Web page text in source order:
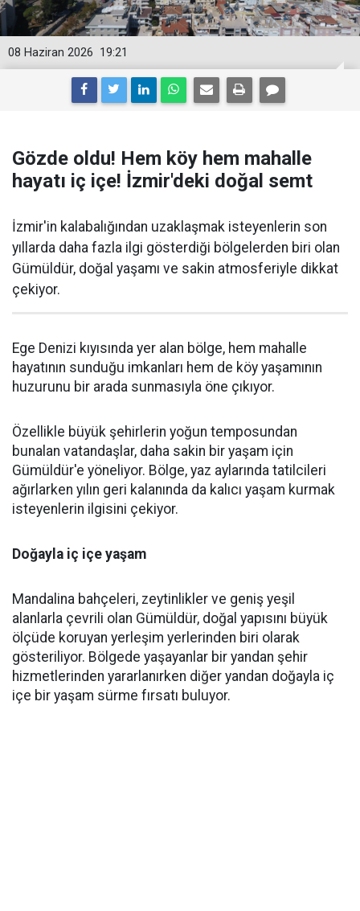
19:21
08 Haziran 2026
Gözde oldu! Hem köy hem mahalle
hayatı iç içe! İzmir'deki doğal semt
İzmir'in kalabalığından uzaklaşmak isteyenlerin son
yıllarda daha fazla ilgi gösterdiği bölgelerden biri olan
Gümüldür, doğal yaşamı ve sakin atmosferiyle dikkat
çekiyor.
Ege Denizi kıyısında yer alan bölge, hem mahalle
hayatının sunduğu imkanları hem de köy yaşamının
huzurunu bir arada sunmasıyla öne çıkıyor.
Özellikle büyük şehirlerin yoğun temposundan
bunalan vatandaşlar, daha sakin bir yaşam için
Gümüldür'e yöneliyor. Bölge, yaz aylarında tatilcileri
ağırlarken yılın geri kalanında da kalıcı yaşam kurmak
isteyenlerin ilgisini çekiyor.
Doğayla iç içe yaşam
Mandalina bahçeleri, zeytinlikler ve geniş yeşil
alanlarla çevrili olan Gümüldür, doğal yapısını büyük
ölçüde koruyan yerleşim yerlerinden biri olarak
gösteriliyor. Bölgede yaşayanlar bir yandan şehir
hizmetlerinden yararlanırken diğer yandan doğayla iç
içe bir yaşam sürme fırsatı buluyor.